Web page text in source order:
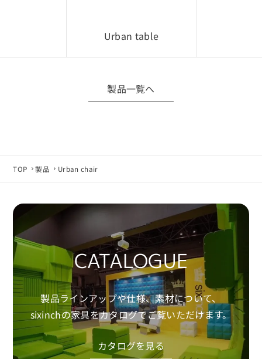
Urban table
製品一覧へ
権利は、当社または正当な権利者に帰属します。
・利用目的以外で第三者へ開示・提供すること
・CADデータをもとに複製品・類似製品を製作す
最新データが必要な場合は当社へお問い合わせ
ください。
■ 免責事項
CADデータの利用は、お客様自身の責任にて行っ
てください。
使用環境やソフトウェア環境によっては正常に動
作しない場合があります。
当社は利用環境による不具合・損害等について
責任を負いかねます。
TOP 製品 Urban chair
CATALOGUE
製品ラインアップや仕様、素材について、
sixinchの家具をカタログでご覧いただけます。
カタログを見る